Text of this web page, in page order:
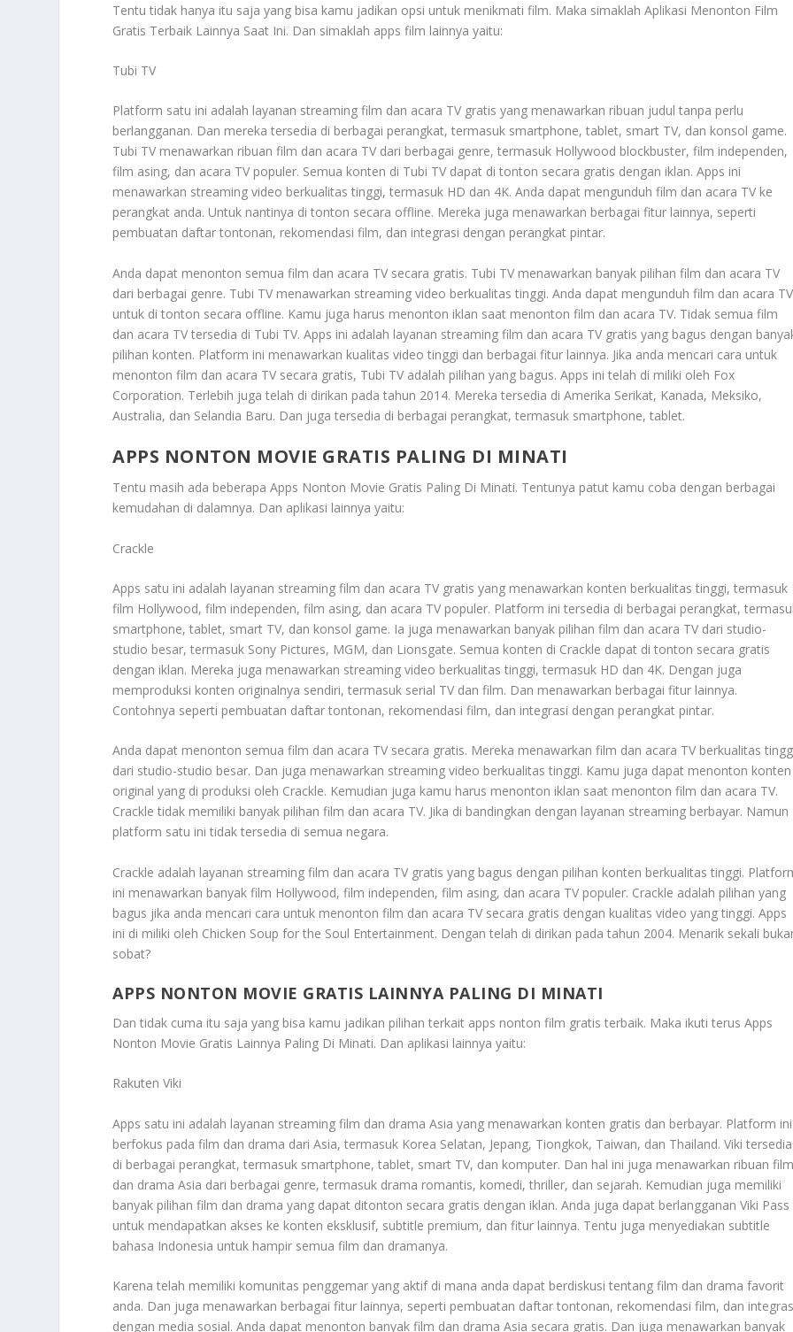
Tentu tidak hanya itu saja yang bisa kamu jadikan opsi untuk menikmati film. Maka simaklahAplikasi Menonton Film
Gratis Terbaik Lainnya Saat Ini. Dan simaklah apps film lainnya yaitu:
Tubi TV
Platform satu ini adalah layanan streaming film dan acara TV gratis yang menawarkan ribuan judul tanpa perlu
berlangganan. Dan mereka tersedia di berbagai perangkat, termasuk smartphone, tablet, smart TV, dan konsol game.
Tubi TV menawarkan ribuan film dan acara TV dari berbagai genre, termasuk Hollywood blockbuster, film independen,
film asing, dan acara TV populer. Semua konten di Tubi TV dapat di tonton secara gratis dengan iklan. Apps ini
menawarkan streaming video berkualitas tinggi, termasuk HD dan 4K. Anda dapat mengunduh film dan acara TV ke
perangkat anda. Untuk nantinya di tonton secara offline. Mereka juga menawarkan berbagai fitur lainnya, seperti
pembuatan daftar tontonan, rekomendasi film, dan integrasi dengan perangkat pintar.
Anda dapat menonton semua film dan acara TV secara gratis. Tubi TV menawarkan banyak pilihan film dan acara TV
dari berbagai genre. Tubi TV menawarkan streaming video berkualitas tinggi. Anda dapat mengunduh film dan acara TV
untuk di tonton secara offline. Kamu juga harus menonton iklan saat menonton film dan acara TV. Tidak semua film
dan acara TV tersedia di Tubi TV. Apps ini adalah layanan streaming film dan acara TV gratis yang bagus dengan
pilihan konten. Platform ini menawarkan kualitas video tinggi dan berbagai fitur lainnya. Jika anda mencari cara untuk
menonton film dan acara TV secara gratis, Tubi TV adalah pilihan yang bagus. Apps ini telah di miliki oleh Fox
Corporation. Terlebih juga telah di dirikan pada tahun 2014. Mereka tersedia di Amerika Serikat, Kanada, Meksiko,
Australia, dan Selandia Baru. Dan juga tersedia di berbagai perangkat, termasuk smartphone, tablet.
APPS NONTON MOVIE GRATIS PALING DI MINATI
Tentu masih ada beberapaApps Nonton Movie Gratis Paling Di Minati. Tentunya patut kamu coba dengan berbagai
kemudahan di dalamnya. Dan aplikasi lainnya yaitu:
Crackle
Apps satu ini adalah layanan streaming film dan acara TV gratis yang menawarkan konten berkualitas tinggi, termasuk
film Hollywood, film independen, film asing, dan acara TV populer. Platform ini tersedia di berbagai perangkat,
smartphone, tablet, smart TV, dan konsol game. Ia juga menawarkan banyak pilihan film dan acara TV dari studio-
studio besar, termasuk Sony Pictures, MGM, dan Lionsgate. Semua konten di Crackle dapat di tonton secara gratis
dengan iklan. Mereka juga menawarkan streaming video berkualitas tinggi, termasuk HD dan 4K. Dengan juga
memproduksi konten originalnya sendiri, termasuk serial TV dan film. Dan menawarkan berbagai fitur lainnya.
Contohnya seperti pembuatan daftar tontonan, rekomendasi film, dan integrasi dengan perangkat pintar.
Anda dapat menonton semua film dan acara TV secara gratis. Mereka menawarkan film dan acara TV berkualitas
dari studio-studio besar. Dan juga menawarkan streaming video berkualitas tinggi. Kamu juga dapat menonton konten
original yang di produksi oleh Crackle. Kemudian juga kamu harus menonton iklan saat menonton film dan acara TV.
Crackle tidak memiliki banyak pilihan film dan acara TV. Jika di bandingkan dengan layanan streaming berbayar. Namun
platform satu ini tidak tersedia di semua negara.
Crackle adalah layanan streaming film dan acara TV gratis yang bagus dengan pilihan konten berkualitas tinggi.
ini menawarkan banyak film Hollywood, film independen, film asing, dan acara TV populer. Crackle adalah pilihan yang
bagus jika anda mencari cara untuk menonton film dan acara TV secara gratis dengan kualitas video yang tinggi. Apps
ini di miliki oleh Chicken Soup for the Soul Entertainment. Dengan telah di dirikan pada tahun 2004. Menarik sekali
sobat?
APPS NONTON MOVIE GRATIS LAINNYA PALING DI MINATI
Dan tidak cuma itu saja yang bisa kamu jadikan pilihan terkait apps nonton film gratis terbaik. Maka ikuti terusApps
Nonton Movie Gratis Lainnya Paling Di Minati. Dan aplikasi lainnya yaitu:
Rakuten Viki
Apps satu ini adalah layanan streaming film dan drama Asia yang menawarkan konten gratis dan berbayar. Platform ini
berfokus pada film dan drama dari Asia, termasuk Korea Selatan, Jepang, Tiongkok, Taiwan, dan Thailand. Viki tersedia
di berbagai perangkat, termasuk smartphone, tablet, smart TV, dan komputer. Dan hal ini juga menawarkan ribuan
dan drama Asia dari berbagai genre, termasuk drama romantis, komedi, thriller, dan sejarah. Kemudian juga memiliki
banyak pilihan film dan drama yang dapat ditonton secara gratis dengan iklan. Anda juga dapat berlangganan Viki Pass
untuk mendapatkan akses ke konten eksklusif, subtitle premium, dan fitur lainnya. Tentu juga menyediakan subtitle
bahasa Indonesia untuk hampir semua film dan dramanya.
Karena telah memiliki komunitas penggemar yang aktif di mana anda dapat berdiskusi tentang film dan drama favorit
anda. Dan juga menawarkan berbagai fitur lainnya, seperti pembuatan daftar tontonan, rekomendasi film, dan
dengan media sosial. Anda dapat menonton banyak film dan drama Asia secara gratis. Dan juga menawarkan banyak